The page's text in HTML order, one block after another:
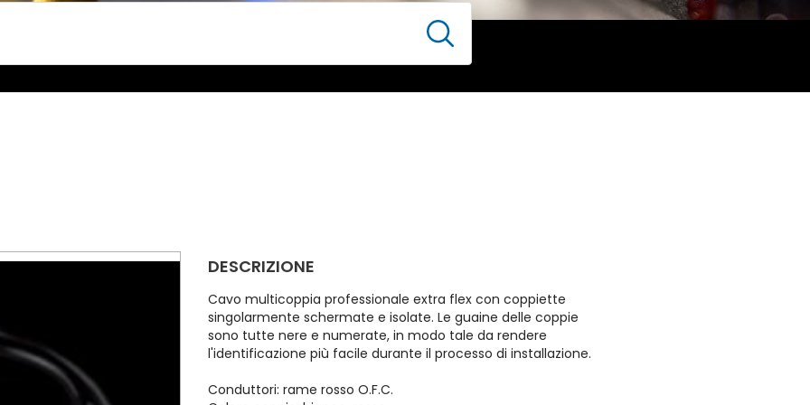
DESCRIZIONE
Cavo multicoppia professionale extra flex con coppiette
singolarmente schermate e isolate. Le guaine delle coppie
sono tutte nere e numerate, in modo tale da rendere
l'identificazione più facile durante il processo di installazione.
Conduttori: rame rosso O.F.C.